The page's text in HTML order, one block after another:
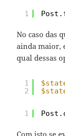
1
No caso das
ainda maior,
qual dessas
1
2
1